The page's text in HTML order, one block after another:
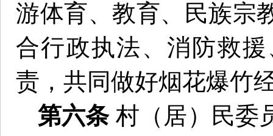
游体育、教育、民族宗
合行政执法、消防救
责，共同做好烟花爆竹
第六条 村（居）民委